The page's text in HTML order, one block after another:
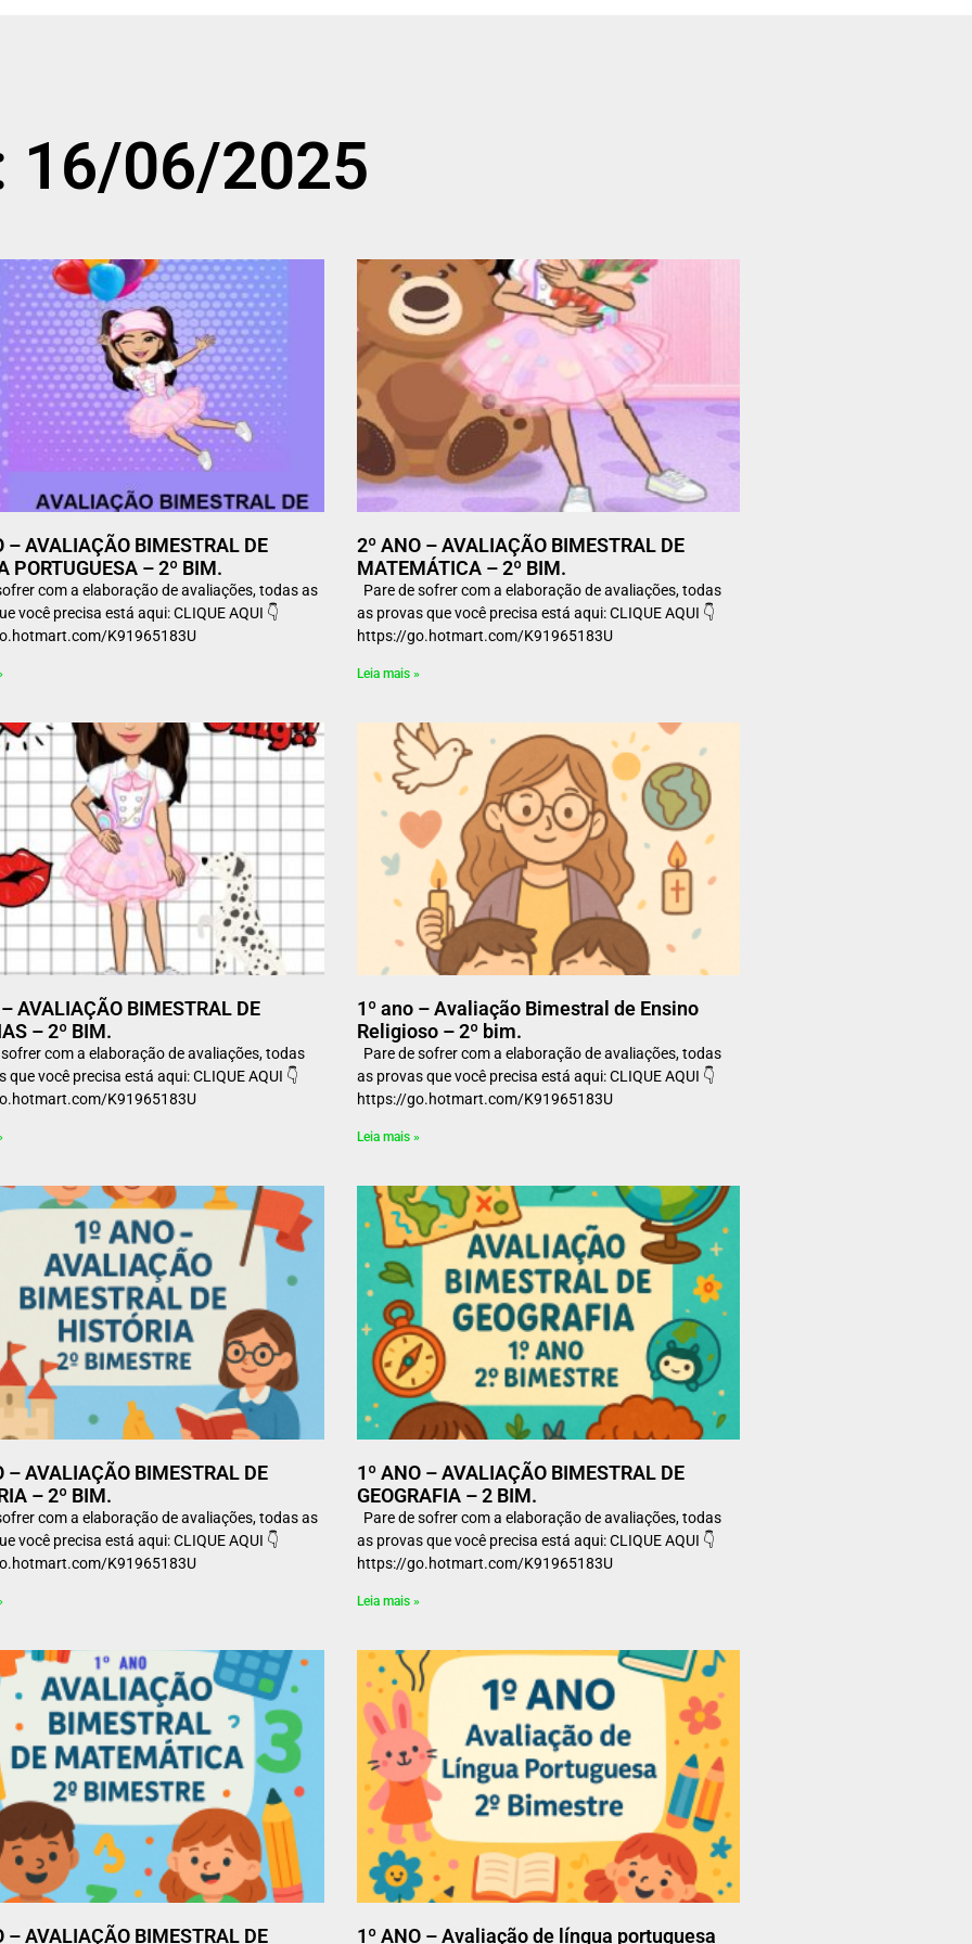
16/06/2025
– AVALIAÇÃO BIMESTRAL DE
PORTUGUESA – 2º BIM.
com a elaboração de avaliações, todas as
você precisa está aqui: CLIQUE AQUI 👇
K91965183U
2º ANO – AVALIAÇÃO BIMESTRAL DE
MATEMÁTICA – 2º BIM.
Pare de sofrer com a elaboração de avaliações, todas
as provas que você precisa está aqui: CLIQUE AQUI 👇
https://go.hotmart.com/K91965183U
Leia mais »
AVALIAÇÃO BIMESTRAL DE
– 2º BIM.
com a elaboração de avaliações, todas
que você precisa está aqui: CLIQUE AQUI 👇
K91965183U
1º ano – Avaliação Bimestral de Ensino
Religioso – 2º bim.
Pare de sofrer com a elaboração de avaliações, todas
as provas que você precisa está aqui: CLIQUE AQUI 👇
https://go.hotmart.com/K91965183U
Leia mais »
– AVALIAÇÃO BIMESTRAL DE
– 2º BIM.
com a elaboração de avaliações, todas as
você precisa está aqui: CLIQUE AQUI 👇
K91965183U
1º ANO – AVALIAÇÃO BIMESTRAL DE
GEOGRAFIA – 2 BIM.
Pare de sofrer com a elaboração de avaliações, todas
as provas que você precisa está aqui: CLIQUE AQUI 👇
https://go.hotmart.com/K91965183U
Leia mais »
– AVALIAÇÃO BIMESTRAL DE 1º ANO – Avaliação de língua portuguesa